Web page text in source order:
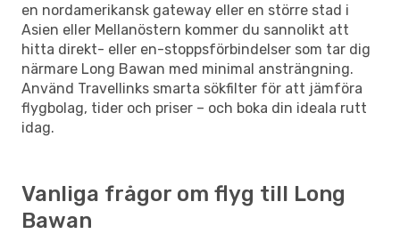
en nordamerikansk gateway eller en större stad i
Asien eller Mellanöstern kommer du sannolikt att
hitta direkt- eller en-stoppsförbindelser som tar dig
närmare Long Bawan med minimal ansträngning.
Använd Travellinks smarta sökfilter för att jämföra
flygbolag, tider och priser – och boka din ideala rutt
idag.
Vanliga frågor om flyg till Long
Bawan